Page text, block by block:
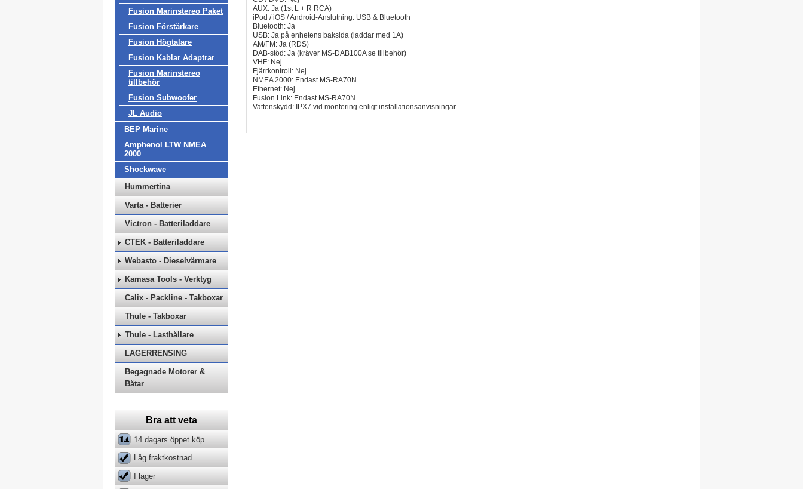
Fusion Marinstereo Paket
Fusion Förstärkare
Fusion Högtalare
Fusion Kablar Adaptrar
Fusion Marinstereo
tillbehör
Fusion Subwoofer
JL Audio
BEP Marine
Amphenol LTW NMEA
2000
Shockwave
Hummertina
Varta - Batterier
Victron - Batteriladdare
CTEK - Batteriladdare
Webasto - Dieselvärmare
Kamasa Tools - Verktyg
Calix - Packline - Takboxar
Thule - Takboxar
Thule - Lasthållare
LAGERRENSING
Begagnade Motorer &
Båtar
Bra att veta
14 dagars öppet köp
Låg fraktkostnad
I lager
AUX: Ja (1st L + R RCA)
iPod / iOS / Android-Anslutning: USB & Bluetooth
Bluetooth: Ja
USB: Ja på enhetens baksida (laddar med 1A)
AM/FM: Ja (RDS)
DAB-stöd: Ja (kräver MS-DAB100A se tillbehör)
VHF: Nej
Fjärrkontroll: Nej
NMEA 2000: Endast MS-RA70N
Ethernet: Nej
Fusion Link: Endast MS-RA70N
Vattenskydd: IPX7 vid montering enligt installationsanvisningar.